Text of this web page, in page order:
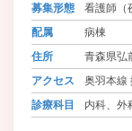
募集形態
看護師（
配属
病棟
住所
青森県弘
アクセス
奥羽本線
奥羽本線
診療科目 内科、外